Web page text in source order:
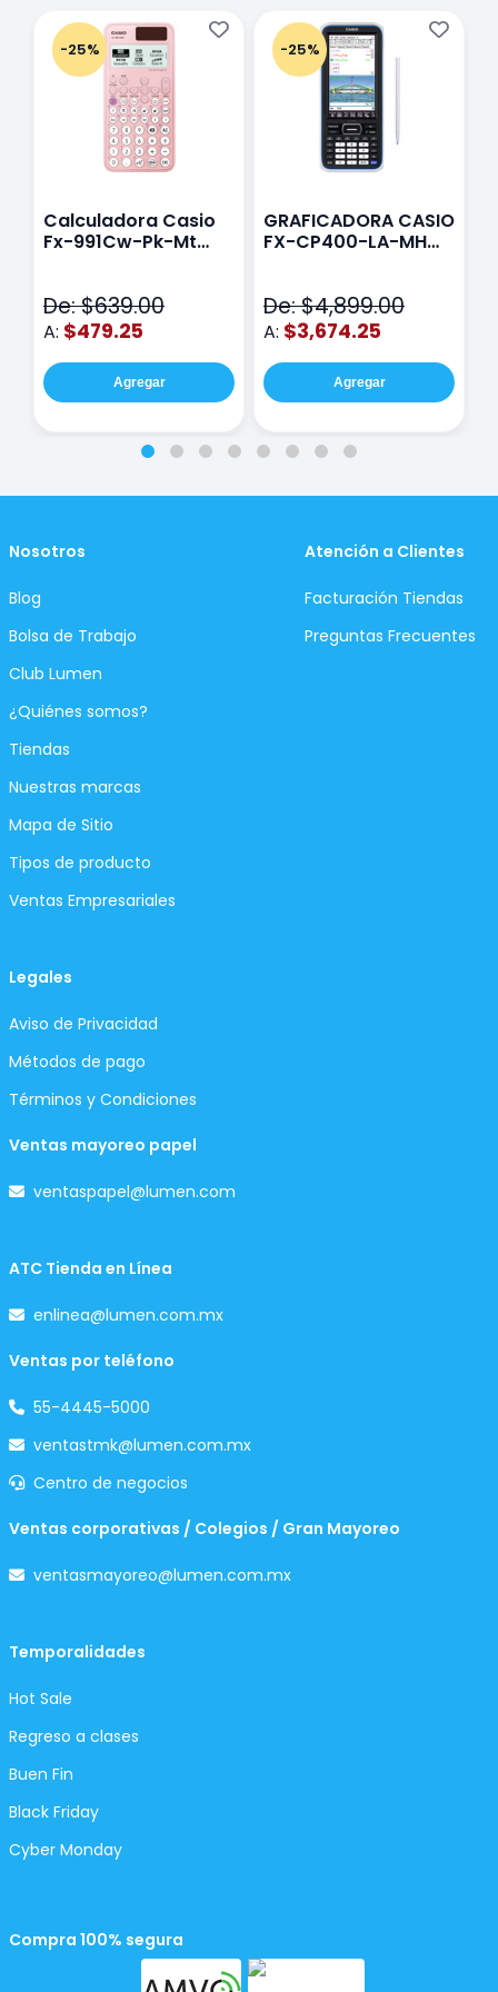
-25%
Calculadora Casio
Fx-991Cw-Pk-Mt
De: $639.00
A: $479.25
Agregar
-25%
GRAFICADORA CASIO
FX-CP400-LA-MH
De: $4,899.00
A: $3,674.25
Agregar
Nosotros
Blog
Bolsa de Trabajo
Club Lumen
¿Quiénes somos?
Tiendas
Nuestras marcas
Mapa de Sitio
Tipos de producto
Ventas Empresariales
Atención a Clientes
Facturación Tiendas
Preguntas Frecuentes
Legales
Aviso de Privacidad
Métodos de pago
Términos y Condiciones
Ventas mayoreo papel
ventaspapel@lumen.com
ATC Tienda en Línea
enlinea@lumen.com.mx
Ventas por teléfono
55-4445-5000
ventastmk@lumen.com.mx
Centro de negocios
Ventas corporativas / Colegios / Gran Mayoreo
ventasmayoreo@lumen.com.mx
Temporalidades
Hot Sale
Regreso a clases
Buen Fin
Black Friday
Cyber Monday
Compra 100% segura